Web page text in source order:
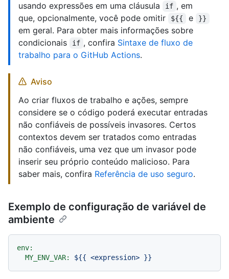
usando expressões em uma cláusula
if , em
que, opcionalmente, você pode omitir
${{ e }}
em geral. Para obter mais informações sobre
condicionais
if , confira Sintaxe de fluxo de
trabalho para o GitHub Actions.
Aviso
Ao criar fluxos de trabalho e ações, sempre
considere se o código poderá executar entradas
não confiáveis de possíveis invasores. Certos
contextos devem ser tratados como entradas
não confiáveis, uma vez que um invasor pode
inserir seu próprio conteúdo malicioso. Para
saber mais, confira Referência de uso seguro.
Exemplo de configuração de variável de
ambiente
env:
MY_ENV_VAR:
${{ <expression> }}